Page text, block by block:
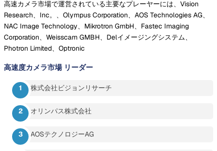
高速カメラ市場で運営されている主要なプレーヤーには、Vision
Research、Inc。、Olympus Corporation、AOS Technologies AG、
NAC Image Technology、Mikrotron GmbH、Fastec Imaging
Corporation、Weisscam GMBH、Delイメージングシステム、
Photron Limited、Optronic
高速度カメラ市場 リーダー
株式会社ビジョンリサーチ
オリンパス株式会社
AOSテクノロジーAG